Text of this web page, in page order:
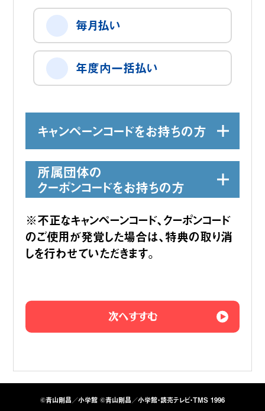
毎月払い
年度内一括払い
キャンペーンコードをお持ちの方
す。
※併用不可なキャンペーンコードを入会フォームに同時
入力された場合、入力エラーとなるか、割引期間が長い
所属団体の
クーポンコードをお持ちの方
※クーポンコードの適用にあたって、所属団体に確認さ
せていただく場合がございます。
所属団体名
※不正なキャンペーンコード、クーポンコード
のご使用が発覚した場合は、特典の取り消
しを行わせていただきます。
次へすすむ
©青山剛昌／小学館 ©青山剛昌／小学館・読売テレビ・TMS 1996